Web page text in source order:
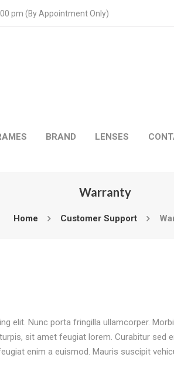
pm (By Appointment Only)
BRAND LENSES
Warranty
Home Customer Support
elit. Nunc porta fringilla ullamcorper.
sit amet feugiat lorem. Curabitur sed
enim a euismod. Mauris suscipit